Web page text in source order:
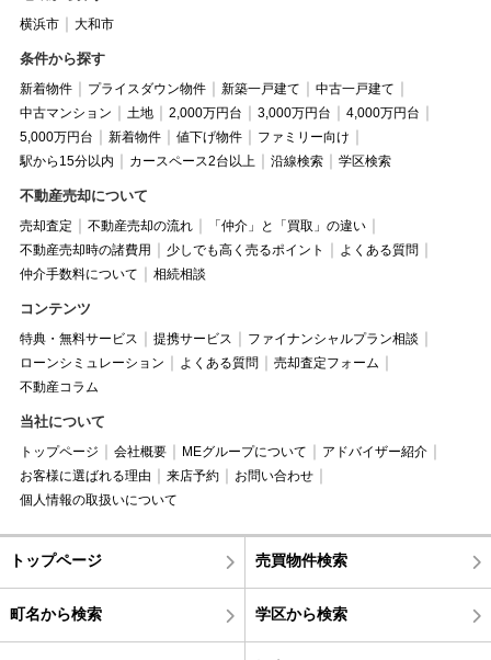
横浜市 大和市
条件から探す
新着物件 プライスダウン物件 新築一戸建て
中古一戸建て
中古マンション
土地 2,000万円台 3,000万円台
4,000万円台
5,000万円台
新着物件 値下げ物件
ファミリー向け
駅から15分以内
カースペース2台以上 沿線検索 学区検索
不動産売却について
売却査定 不動産売却の流れ
「仲介」と「買取」の違い
不動産売却時の諸費用
少しでも高く売るポイント
よくある質問
仲介手数料について
相続相談
コンテンツ
特典・無料サービス 提携サービス
ファイナンシャルプラン相談
ローンシミュレーション
よくある質問
売却査定フォーム
不動産コラム
当社について
トップページ 会社概要 MEグループについて
アドバイザー紹介
お客様に選ばれる理由
来店予約
お問い合わせ
個人情報の取扱いについて
トップページ 売買物件検索
町名から検索 学区から検索